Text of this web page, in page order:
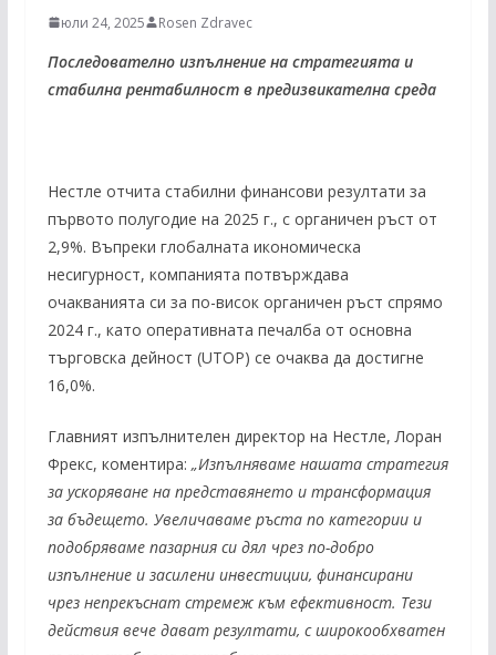
юли 24, 2025 Rosen Zdravec
Последователно изпълнение на стратегията и
стабилна рентабилност в предизвикателна среда
Нестле отчита стабилни финансови резултати за
първото полугодие на 2025 г., с органичен ръст от
2,9%. Въпреки глобалната икономическа
несигурност, компанията потвърждава
очакванията си за по-висок органичен ръст спрямо
2024 г., като оперативната печалба от основна
търговска дейност (UTOP) се очаква да достигне
16,0%.
Главният изпълнителен директор на Нестле, Лоран
Фрекс, коментира: „Изпълняваме нашата стратегия
за ускоряване на представянето и трансформация
за бъдещето. Увеличаваме ръста по категории и
подобряваме пазарния си дял чрез по-добро
изпълнение и засилени инвестиции, финансирани
чрез непрекъснат стремеж към ефективност. Тези
действия вече дават резултати, с широкообхватен